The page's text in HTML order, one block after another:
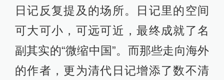
日记反复提及的场所。日记里的空间
可大可小，可远可近，最终成就了名
副其实的“微缩中国”。而那些走向海外
的作者，更为清代日记增添了数不清